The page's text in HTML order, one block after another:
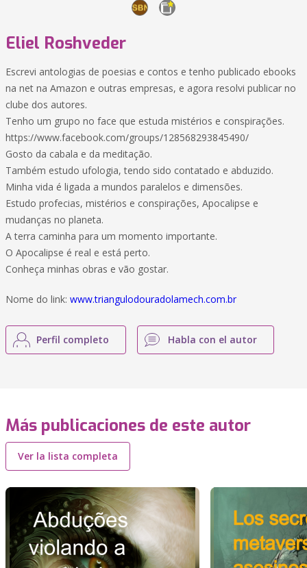
Eliel Roshveder
Escrevi antologias de poesias e contos e tenho publicado ebooks
na net na Amazon e outras empresas, e agora resolvi publicar no
clube dos autores.
Tenho um grupo no face que estuda mistérios e conspirações.
https://www.facebook.com/groups/128568293845490/
Gosto da cabala e da meditação.
Também estudo ufologia, tendo sido contatado e abduzido.
Minha vida é ligada a mundos paralelos e dimensões.
Estudo profecias, mistérios e conspirações, Apocalipse e
mudanças no planeta.
A terra caminha para um momento importante.
O Apocalipse é real e está perto.
Conheça minhas obras e vão gostar.
Nome do link: www.triangulodouradolamech.com.br
Perfil completo Habla con el autor
Más publicaciones de este autor
Ver la lista completa